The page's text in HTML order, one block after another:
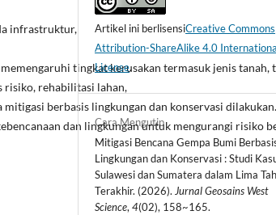
infrastruktur,
tingkat kerusakan termasuk jenis tanah,
risiko, rehabilitasi lahan,
berbasis lingkungan dan konservasi dilakukan.
dan lingkungan untuk mengurangi risiko
Artikel ini berlisensiCreative Commons
Attribution-ShareAlike 4.0
License.
Cara Mengutip
Mitigasi Bencana Gempa Bumi
Lingkungan dan Konservasi : Studi
Sulawesi dan Sumatera dalam Lima
Terakhir. (2026). Jurnal Geosains West
Science,4(02), 158~165.